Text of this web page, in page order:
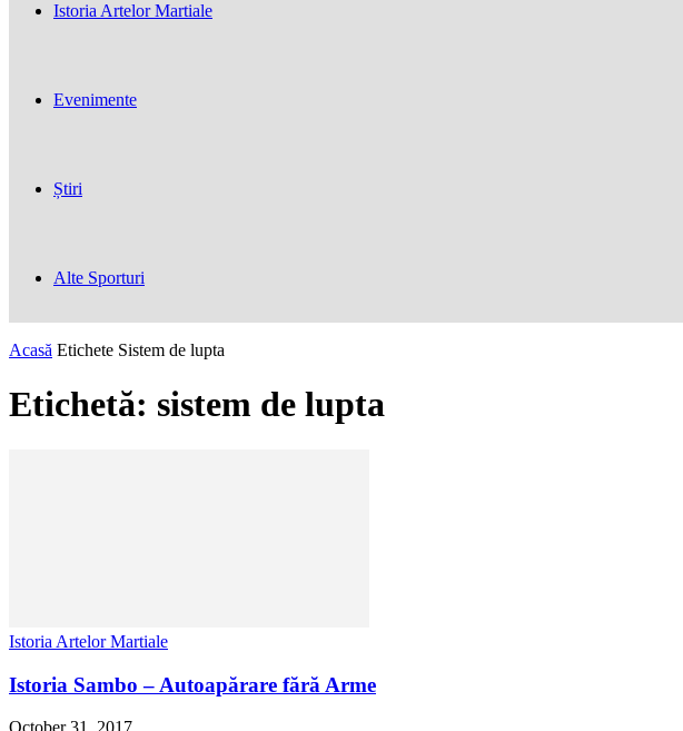
Istoria Artelor Martiale
Evenimente
Știri
Alte Sporturi
Acasă Etichete Sistem de lupta
Etichetă: sistem de lupta
Istoria Artelor Martiale
Istoria Sambo – Autoapărare fără Arme